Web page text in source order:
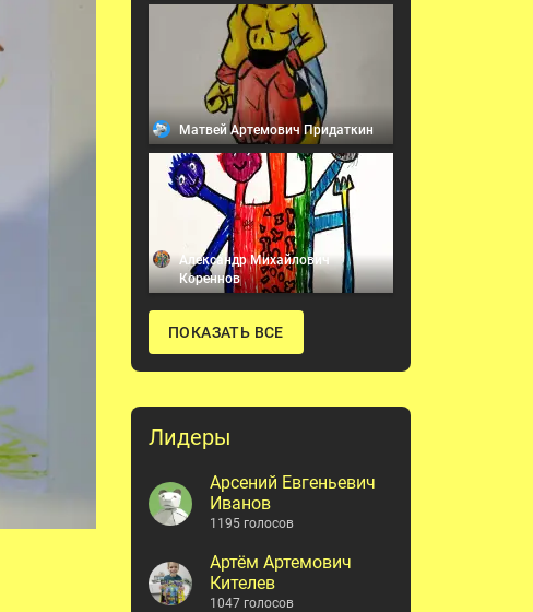
Матвей Артемович Придаткин
Александр Михайлович
Кореннов
ПОКАЗАТЬ ВСЕ
Лидеры
Арсений Евгеньевич
Иванов
1195 голосов
Артём Артемович
Кителев
1047 голосов